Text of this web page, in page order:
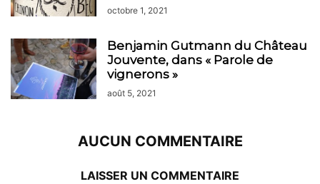
octobre 1, 2021
Benjamin Gutmann du Château
Jouvente, dans « Parole de
vignerons »
août 5, 2021
AUCUN COMMENTAIRE
LAISSER UN COMMENTAIRE